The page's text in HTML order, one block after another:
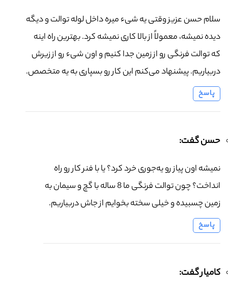
سلام حسن عزیز وقتی یه شیء میره داخل لوله توالت و دیگه
دیده نمیشه، معمولاً از بالا کاری نمیشه کرد. بهترین راه اینه
که توالت فرنگی رو از زمین جدا کنیم و اون شیء رو از زیرش
دربیاریم. پیشنهاد می‌کنم این کار رو بسپاری به یه متخصص.
پاسخ
حسن گفت:
نمیشه اون پیاز رو یه‌جوری خرد کرد؟ یا با فنر کار رو راه
انداخت؟ چون توالت فرنگی ما 8 ساله با گچ و سیمان به
زمین چسبیده و خیلی سخته بخوایم از جاش دربیاریم.
پاسخ
کامیار گفت: